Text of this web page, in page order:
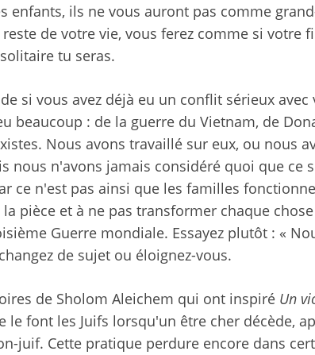
enfants, ils ne vous auront pas comme
de votre vie, vous ferez comme si votre
tu seras.
si vous avez déjà eu un conflit sérieux
beaucoup : de la guerre du Vietnam, de
Nous avons travaillé sur eux, ou nous
nous n'avons jamais considéré quoi que ce
ce n'est pas ainsi que les familles
pièce et à ne pas transformer chaque
Guerre mondiale. Essayez plutôt : «
de sujet ou éloignez-vous.
de Sholom Aleichem qui ont inspiré Un
le font les Juifs lorsqu'un être cher décède,
juif. Cette pratique perdure encore dans